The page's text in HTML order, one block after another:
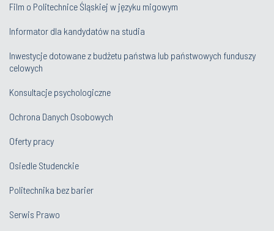
Film o Politechnice Śląskiej w języku migowym
Informator dla kandydatów na studia
Inwestycje dotowane z budżetu państwa lub państwowych funduszy
celowych
Konsultacje psychologiczne
Ochrona Danych Osobowych
Oferty pracy
Osiedle Studenckie
Politechnika bez barier
Serwis Prawo